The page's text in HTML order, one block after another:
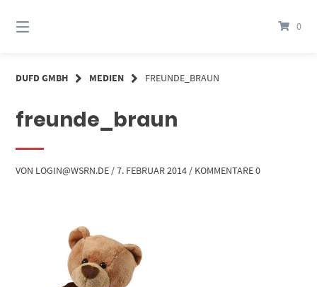
zum
Inhalt
0
DUFD GMBH MEDIEN FREUNDE_BRAUN
freunde_braun
VON LOGIN@WSRN.DE /7. FEBRUAR 2014 / KOMMENTARE 0